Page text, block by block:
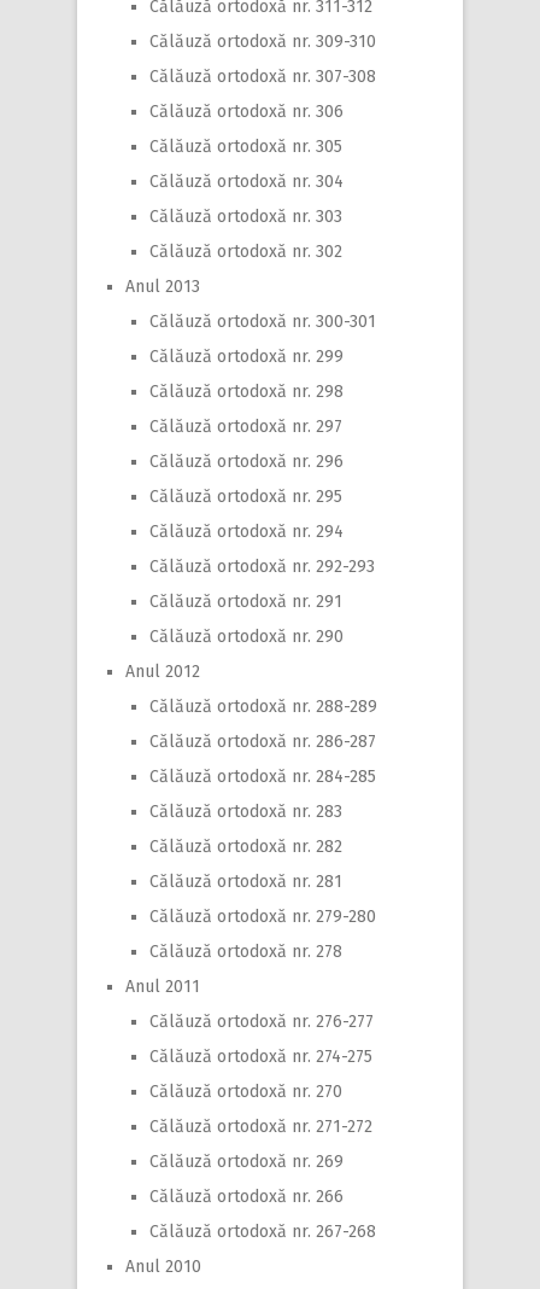
Călăuză ortodoxă nr. 311-312
Călăuză ortodoxă nr. 309-310
Călăuză ortodoxă nr. 307-308
Călăuză ortodoxă nr. 306
Călăuză ortodoxă nr. 305
Călăuză ortodoxă nr. 304
Călăuză ortodoxă nr. 303
Călăuză ortodoxă nr. 302
Anul 2013
Călăuză ortodoxă nr. 300-301
Călăuză ortodoxă nr. 299
Călăuză ortodoxă nr. 298
Călăuză ortodoxă nr. 297
Călăuză ortodoxă nr. 296
Călăuză ortodoxă nr. 295
Călăuză ortodoxă nr. 294
Călăuză ortodoxă nr. 292-293
Călăuză ortodoxă nr. 291
Călăuză ortodoxă nr. 290
Anul 2012
Călăuză ortodoxă nr. 288-289
Călăuză ortodoxă nr. 286-287
Călăuză ortodoxă nr. 284-285
Călăuză ortodoxă nr. 283
Călăuză ortodoxă nr. 282
Călăuză ortodoxă nr. 281
Călăuză ortodoxă nr. 279-280
Călăuză ortodoxă nr. 278
Anul 2011
Călăuză ortodoxă nr. 276-277
Călăuză ortodoxă nr. 274-275
Călăuză ortodoxă nr. 270
Călăuză ortodoxă nr. 271-272
Călăuză ortodoxă nr. 269
Călăuză ortodoxă nr. 266
Călăuză ortodoxă nr. 267-268
Anul 2010